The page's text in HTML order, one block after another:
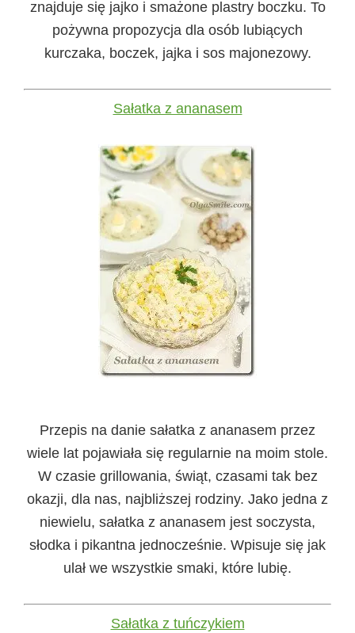
znajduje się jajko i smażone plastry boczku. To
pożywna propozycja dla osób lubiących
kurczaka, boczek, jajka i sos majonezowy.
Sałatka z ananasem
Przepis na danie sałatka z ananasem przez
wiele lat pojawiała się regularnie na moim stole.
W czasie grillowania, świąt, czasami tak bez
okazji, dla nas, najbliższej rodziny. Jako jedna z
niewielu, sałatka z ananasem jest soczysta,
słodka i pikantna jednocześnie. Wpisuje się jak
ulał we wszystkie smaki, które lubię.
Sałatka z tuńczykiem